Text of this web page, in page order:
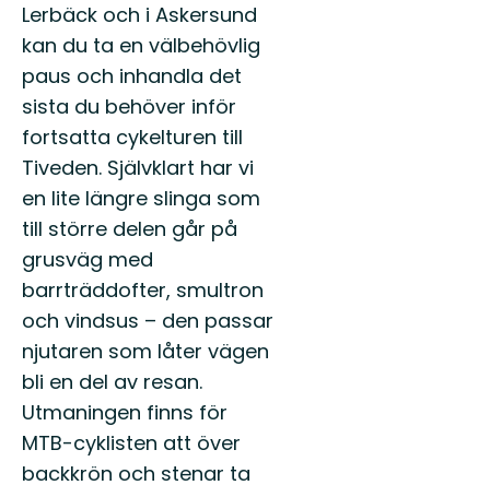
Lerbäck och i Askersund
kan du ta en välbehövlig
paus och inhandla det
sista du behöver inför
fortsatta cykelturen till
Tiveden. Självklart har vi
en lite längre slinga som
till större delen går på
grusväg med
barrträddofter, smultron
och vindsus – den passar
njutaren som låter vägen
bli en del av resan.
Utmaningen finns för
MTB-cyklisten att över
backkrön och stenar ta